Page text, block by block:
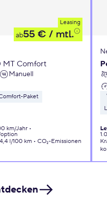
Leasing
ab55 € / mtl.
MT Comfort
Manuell
Paket
km/Jahr
4,4 l/100 km
CO₂-Emissionen